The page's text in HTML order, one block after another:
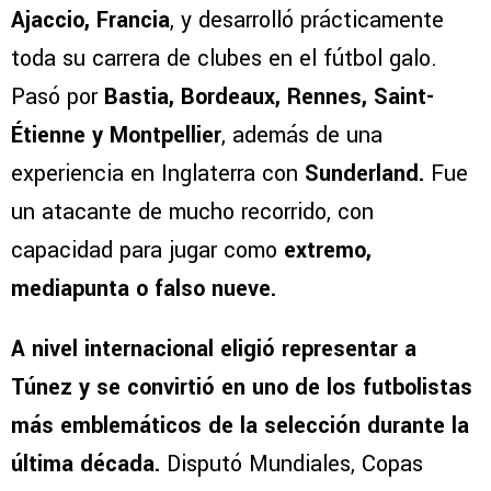
Ajaccio, Francia, y desarrolló prácticamente
toda su carrera de clubes en el fútbol galo.
Pasó por Bastia, Bordeaux, Rennes, Saint-
Étienne y Montpellier, además de una
experiencia en Inglaterra con Sunderland. Fue
un atacante de mucho recorrido, con
capacidad para jugar como extremo,
mediapunta o falso nueve.
A nivel internacional eligió representar a
Túnez y se convirtió en uno de los futbolistas
más emblemáticos de la selección durante la
última década. Disputó Mundiales, Copas